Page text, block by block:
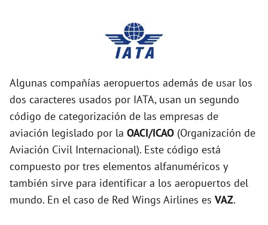
Algunas compañías aeropuertos además de usar los
dos caracteres usados por IATA, usan un segundo
código de categorización de las empresas de
aviación legislado por la OACI/ICAO (Organización de
Aviación Civil Internacional). Este código está
compuesto por tres elementos alfanuméricos y
también sirve para identificar a los aeropuertos del
mundo. En el caso de Red Wings Airlines es VAZ.